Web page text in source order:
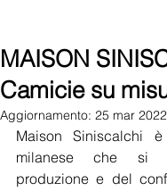
MAISON
Camicie su
Aggiornamento: 25 mar 2022
Maison Siniscalchi
milanese che si
produzione e del